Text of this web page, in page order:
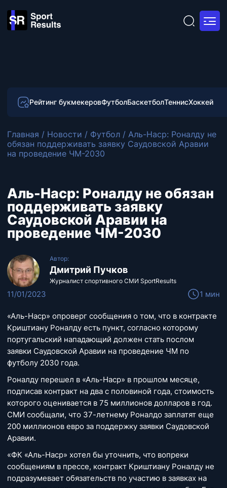
Рейтинг букмекеровФутболБаскетболТеннисХоккей
Главная / Новости / Футбол / Аль-Наср: Роналду не
обязан поддерживать заявку Саудовской Аравии
на проведение ЧМ-2030
Аль-Наср: Роналду не обязан
поддерживать заявку
Саудовской Аравии на
проведение ЧМ-2030
Автор:
Дмитрий Пучков
Журналист спортивного СМИ SportResults
11/01/2023 1 мин
«Аль-Наср» опроверг сообщения о том, что в контракте
Криштиану Роналду есть пункт, согласно которому
португальский нападающий должен стать послом
заявки Саудовской Аравии на проведение ЧМ по
футболу 2030 года.
Роналду перешел в «Аль-Наср» в прошлом месяце,
подписав контракт на два с половиной года, стоимость
которого оценивается в 75 миллионов долларов в год.
СМИ сообщали, что 37-летнему Роналдо заплатят еще
200 миллионов евро за поддержку заявки Саудовской
Аравии.
«ФК «Аль-Наср» хотел бы уточнить, что вопреки
сообщениям в прессе, контракт Криштиану Роналду не
подразумевает обязательств по участию в заявках на